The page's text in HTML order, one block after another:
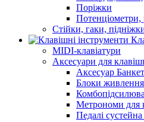
Поріжки
Потенціометри,
Стійки, гаки,
MIDI-клавіатури
Аксесуари для
Аксесуар
Блоки
Метрономи для
Педалі